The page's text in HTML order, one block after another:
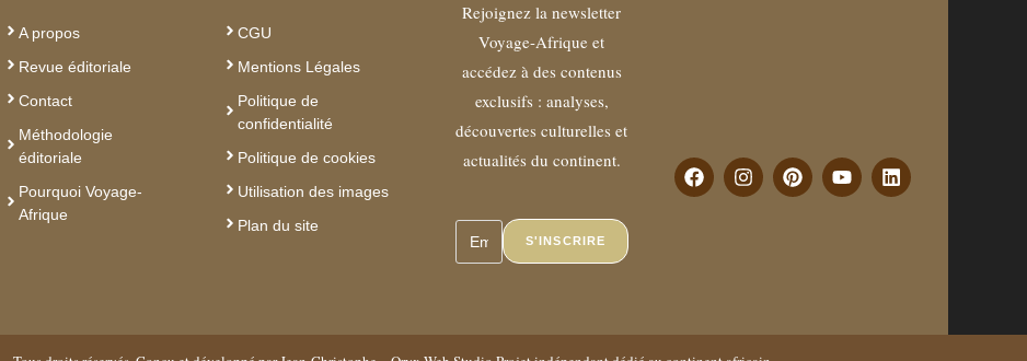
A propos
Revue éditoriale
Contact
Méthodologie
éditoriale
Pourquoi Voyage-
Afrique
CGU
Mentions Légales
Politique de
confidentialité
Politique de cookies
Utilisation des images
Plan du site
Rejoignez la newsletter
Voyage-Afrique et
accédez à des contenus
exclusifs : analyses,
découvertes culturelles et
actualités du continent.
S'INSCRIRE